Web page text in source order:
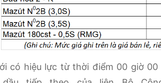
có hiệu lực từ thời điểm 00 giờ